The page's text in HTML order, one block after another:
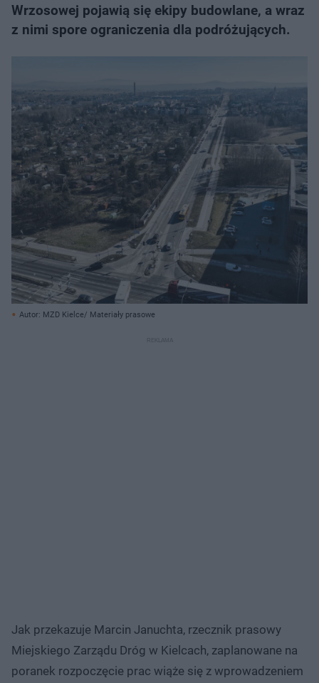
Wrzosowej pojawią się ekipy budowlane, a wraz
z nimi spore ograniczenia dla podróżujących.
Autor: MZD Kielce/ Materiały prasowe
Jak przekazuje Marcin Januchta, rzecznik prasowy
Miejskiego Zarządu Dróg w Kielcach, zaplanowane na
poranek rozpoczęcie prac wiąże się z wprowadzeniem